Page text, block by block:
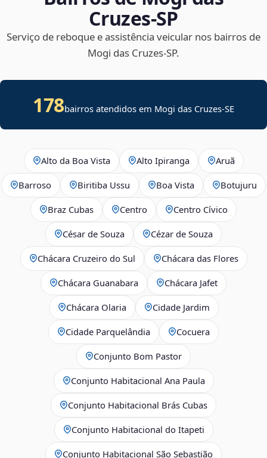
Cruzes‑SP
Serviço de reboque e assistência veicular nos bairros de
Mogi das Cruzes‑SP.
178bairros atendidos em Mogi das Cruzes-SE
Alto da Boa Vista Alto Ipiranga Aruã
Barroso Biritiba Ussu Boa Vista Botujuru
Braz Cubas Centro Centro Cívico
César de Souza Cézar de Souza
Chácara Cruzeiro do Sul Chácara das Flores
Chácara Guanabara Chácara Jafet
Chácara Olaria Cidade Jardim
Cidade Parquelândia Cocuera
Conjunto Bom Pastor
Conjunto Habitacional Ana Paula
Conjunto Habitacional Brás Cubas
Conjunto Habitacional do Itapeti
Conjunto Habitacional São Sebastião